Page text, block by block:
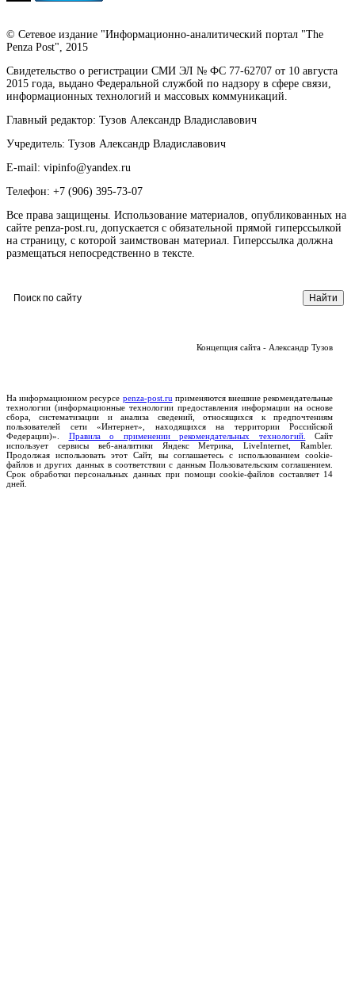
© Сетевое издание "Информационно-аналитический портал "The
Penza Post", 2015
Свидетельство о регистрации СМИ ЭЛ № ФС 77-62707 от 10 августа
2015 года, выдано Федеральной службой по надзору в сфере связи,
информационных технологий и массовых коммуникаций.
Главный редактор: Тузов Александр Владиславович
Учредитель: Тузов Александр Владиславович
E-mail: vipinfo@yandex.ru
Телефон: +7 (906) 395-73-07
Все права защищены. Использование материалов, опубликованных на
сайте penza-post.ru, допускается с обязательной прямой гиперссылкой
на страницу, с которой заимствован материал. Гиперссылка должна
размещаться непосредственно в тексте.
Концепция сайта - Александр Тузов
На информационном ресурсе penza-post.ru применяются внешние рекомендательные
технологии (информационные технологии предоставления информации на основе
сбора, систематизации и анализа сведений, относящихся к предпочтениям
пользователей сети «Интернет», находящихся на территории Российской
Федерации)». Правила о применении рекомендательных технологий.
Сайт
использует сервисы веб-аналитики Яндекс Метрика, LiveInternet, Rambler.
Продолжая использовать этот Сайт, вы соглашаетесь с использованием cookie-
файлов и других данных в соответствии с данным Пользовательским соглашением.
Срок обработки персональных данных при помощи cookie-файлов составляет 14
дней.